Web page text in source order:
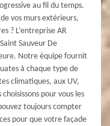
au fil du temps.
vos murs extérieurs,
? L’entreprise AR
Sauveur De
Notre équipe fournit
à chaque type de
climatiques, aux UV,
pour vous les
toujours compter
pour que votre façade